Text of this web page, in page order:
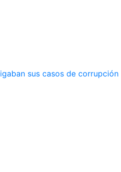
sus casos de corrupción